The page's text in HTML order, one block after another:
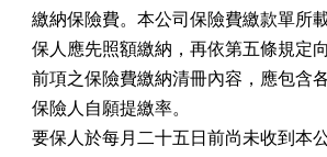
繳納保險費。本公司保險費繳款單所
保人應先照額繳納，再依第五條規定
前項之保險費繳納清冊內容，應包含
保險人自願提繳率。
要保人於每月二十五日前尚未收到本